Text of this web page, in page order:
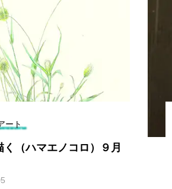
ート
く（ハマエノコロ）９月